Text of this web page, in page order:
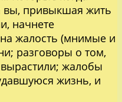
вы, привыкшая жить
начнете
жалость (мнимые и
разговоры о том,
жалобы
жизнь, и